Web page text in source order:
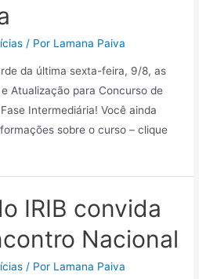
/ Por Lamana Paiva
da última sexta-feira, 9/8, as
Atualização para Concurso de
Intermediária! Você ainda
sobre o curso – clique
IRIB convida
Nacional
/ Por Lamana Paiva